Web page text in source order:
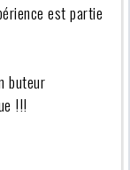
est partie
buteur
!!!